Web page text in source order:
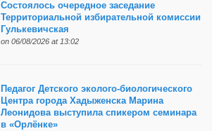
Состоялось очередное заседание
Территориальной избирательной комиссии
Гулькевичская
on 06/08/2026 at 13:02
Педагог Детского эколого-биологического
Центра города Хадыженска Марина
Леонидова выступила спикером семинара
в «Орлёнке»